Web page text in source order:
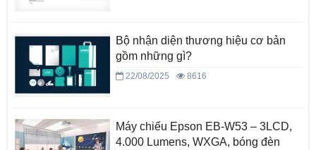
Bộ nhận diện thương hiệu cơ bản
gồm những gì?
22/08/2025 8616
Máy chiếu Epson EB-W53 – 3LCD,
4.000 Lumens, WXGA, bóng đèn